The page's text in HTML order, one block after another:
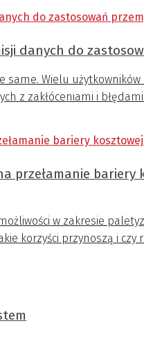
danych do
Wielu
z zakłóceniami i
przełamanie bariery
w zakresie
korzyści przynoszą i czy